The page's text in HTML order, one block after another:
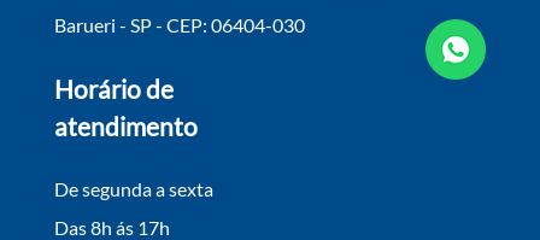
Barueri - SP - CEP: 06404-030
Horário de
atendimento
De segunda a sexta
Das 8h ás 17h